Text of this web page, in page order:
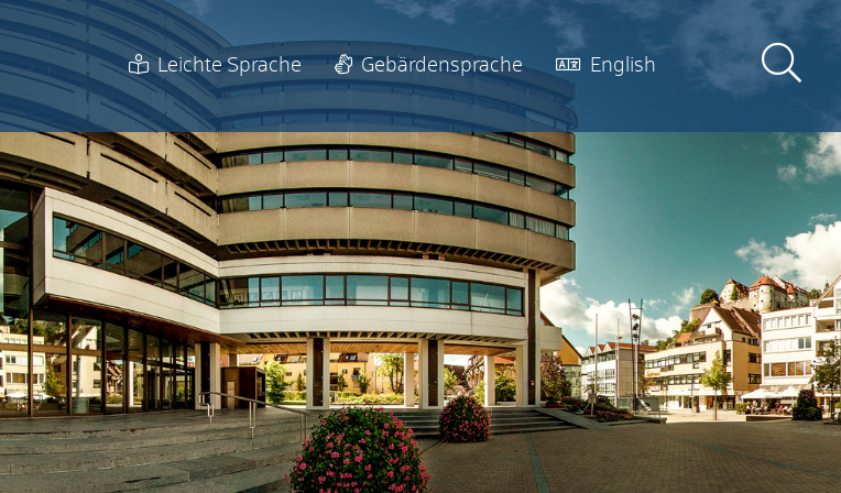
Leichte Sprache Gebärdensprache English